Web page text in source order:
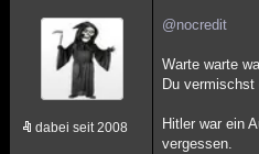
dabei seit 2008
@nocredit
Warte warte
Du
Hitler war ein
vergessen.